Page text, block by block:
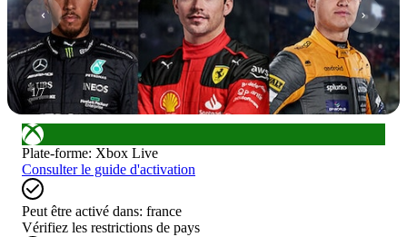
1/7
Plate-forme: Xbox Live
Consulter le guide d'activation
Peut être activé dans: france
Vérifiez les restrictions de pays